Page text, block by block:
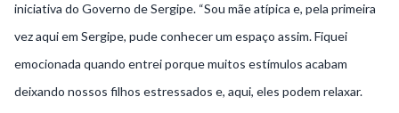
iniciativa do Governo de Sergipe. “Sou mãe atípica e, pela primeira
vez aqui em Sergipe, pude conhecer um espaço assim. Fiquei
emocionada quando entrei porque muitos estímulos acabam
deixando nossos filhos estressados e, aqui, eles podem relaxar.